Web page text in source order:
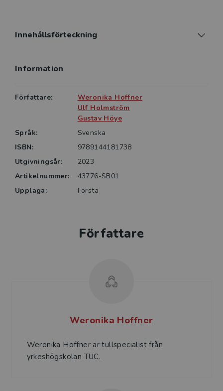
Innehållsförteckning
Information
Författare:
Weronika Hoffner
Ulf Holmström
Gustav Höye
Språk:
Svenska
ISBN:
9789144181738
Utgivningsår:
2023
Artikelnummer:
43776-SB01
Upplaga:
Första
Författare
Weronika Hoffner
Weronika Hoffner är tullspecialist från
yrkeshögskolan TUC.